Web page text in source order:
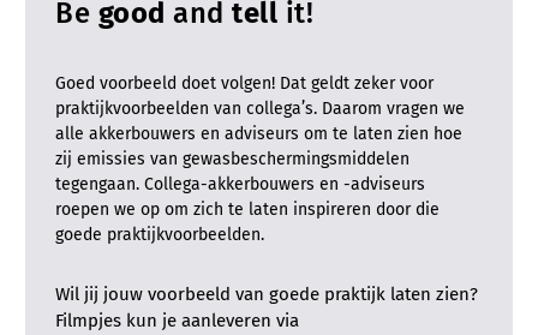
Be good and tell it!
Goed voorbeeld doet volgen! Dat geldt zeker voor
praktijkvoorbeelden van collega’s. Daarom vragen we
alle akkerbouwers en adviseurs om te laten zien hoe
zij emissies van gewasbeschermingsmiddelen
tegengaan. Collega-akkerbouwers en -adviseurs
roepen we op om zich te laten inspireren door die
goede praktijkvoorbeelden.
Wil jij jouw voorbeeld van goede praktijk laten zien?
Filmpjes kun je aanleveren via